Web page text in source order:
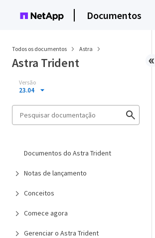
Documentos
Todos os documentos Astra
Astra Trident
Versão
23.04
Documentos do Astra Trident
Notas de lançamento
Conceitos
Comece agora
Gerenciar o Astra Trident